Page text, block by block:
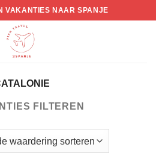
VAKANTIES NAAR SPANJE
FILTEREN